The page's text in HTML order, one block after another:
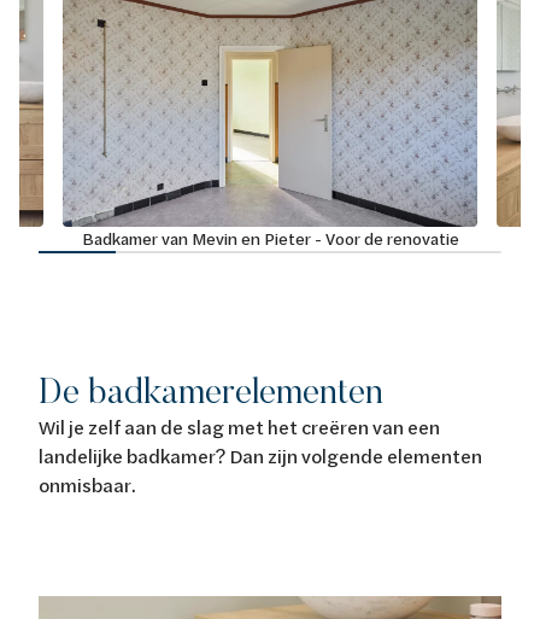
Badkamer van Mevin en Pieter - Voor de renovatie
De badkamerelementen
Wil je zelf aan de slag met het creëren van een
landelijke badkamer? Dan zijn volgende elementen
onmisbaar.